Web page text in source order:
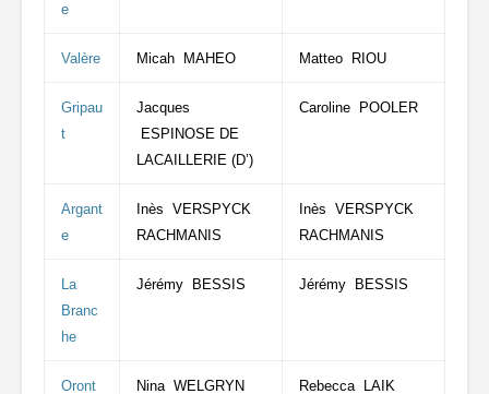
e
Valère Micah MAHEO Matteo RIOU
Gripau
t
Jacques
ESPINOSE DE
LACAILLERIE (D’)
Caroline POOLER
Argant
e
Inès VERSPYCK
RACHMANIS
Inès VERSPYCK
RACHMANIS
La
Branc
he
Jérémy BESSIS Jérémy BESSIS
Oront
Nina WELGRYN Rebecca LAIK